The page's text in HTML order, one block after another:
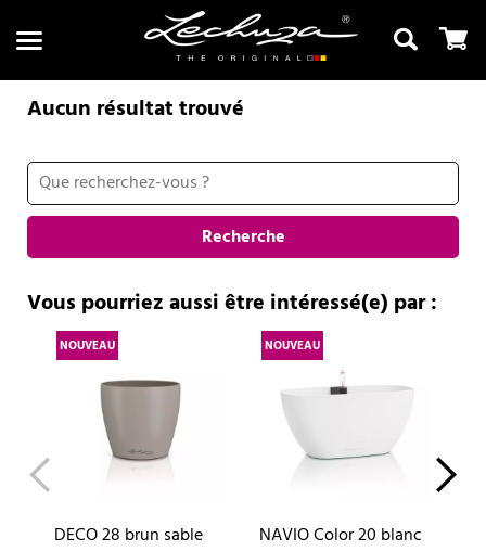
Recherche
Aucun résultat trouvé
Recherche
Vous pourriez aussi être intéressé(e) par :
NOUVEAU
DECO 28 brun sable
NOUVEAU
NAVIO Color 20 blanc